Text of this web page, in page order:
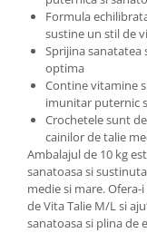
Formula
sustine un stil de
Sprijina sanatatea
optima
Contine vitamine
imunitar puternic
Crochetele sunt
cainilor de talie
Ambalajul de 10 kg
sanatoasa si
medie si mare.
de Vita Talie M/L si
sanatoasa si plina de